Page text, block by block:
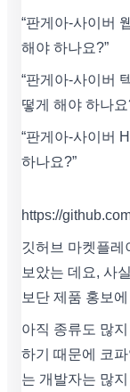
“판게아-사이버
해야 하나요?”
“판게아-사이버
떻게 해야 하나요
“판게아-사이버
하나요?”
https://
깃허브 마켓플레
보았는 데요, 사
보단 제품 홍보
아직 종류도 많
하기 때문에 코
는 개발자는 많